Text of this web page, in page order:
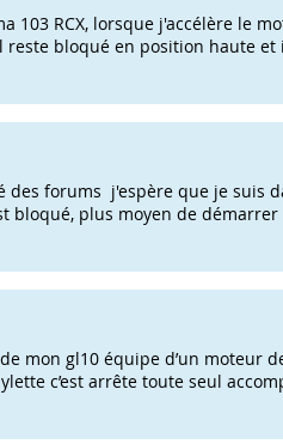
103 RCX, lorsque j'accélère le
bloqué en position haute et
des forums j'espère que je suis
bloqué, plus moyen de démarrer
mon gl10 équipe d’un moteur
c’est arrête toute seul